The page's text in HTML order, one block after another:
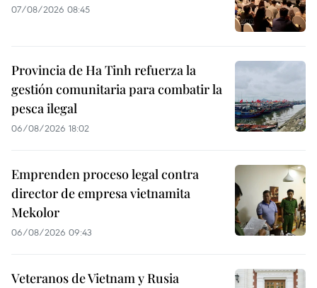
07/08/2026 08:45
Provincia de Ha Tinh refuerza la
gestión comunitaria para combatir la
pesca ilegal
06/08/2026 18:02
Emprenden proceso legal contra
director de empresa vietnamita
Mekolor
06/08/2026 09:43
Veteranos de Vietnam y Rusia